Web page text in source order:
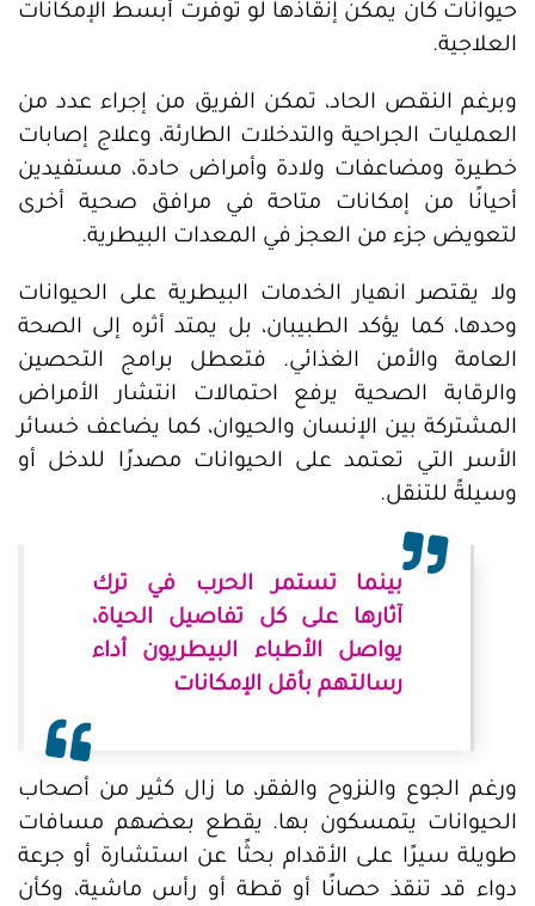
حيوانات كان يمكن إنقاذها لو توفرت أبسط الإمكانات
العلاجية.
وبرغم النقص الحاد، تمكن الفريق من إجراء عدد من
العمليات الجراحية والتدخلات الطارئة، وعلاج إصابات
خطيرة ومضاعفات ولادة وأمراض حادة، مستفيدين
أحيانًا من إمكانات متاحة في مرافق صحية أخرى
لتعويض جزء من العجز في المعدات البيطرية.
ولا يقتصر انهيار الخدمات البيطرية على الحيوانات
وحدها، كما يؤكد الطبيبان، بل يمتد أثره إلى الصحة
العامة والأمن الغذائي. فتعطل برامج التحصين
والرقابة الصحية يرفع احتمالات انتشار الأمراض
المشتركة بين الإنسان والحيوان، كما يضاعف خسائر
الأسر التي تعتمد على الحيوانات مصدرًا للدخل أو
وسيلةً للتنقل.
بينما تستمر الحرب في ترك
آثارها على كل تفاصيل الحياة،
يواصل الأطباء البيطريون أداء
رسالتهم بأقل الإمكانات
ورغم الجوع والنزوح والفقر، ما زال كثير من أصحاب
الحيوانات يتمسكون بها. يقطع بعضهم مسافات
طويلة سيرًا على الأقدام بحثًا عن استشارة أو جرعة
دواء قد تنقذ حصانًا أو قطة أو رأس ماشية، وكأن